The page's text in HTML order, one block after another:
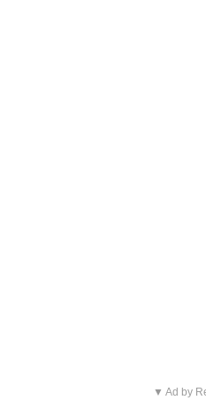
▼ Ad by